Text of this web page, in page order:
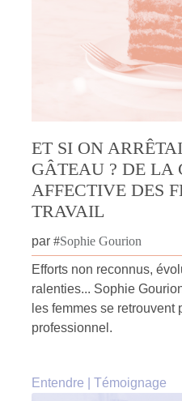
ET SI ON
GÂTEAU ? DE LA
AFFECTIVE DES
TRAVAIL
par #Sophie Gourion
Efforts non reconnus,
ralenties... Sophie
les femmes se
professionnel.
Entendre Témoignage